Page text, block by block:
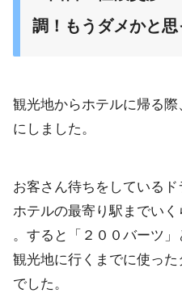
調！もうダメかと思
観光地からホテルに帰る
にしました。
お客さん待ちをしているド
ホテルの最寄り駅までい
。すると「２００バーツ
観光地に行くまでに使っ
でした。